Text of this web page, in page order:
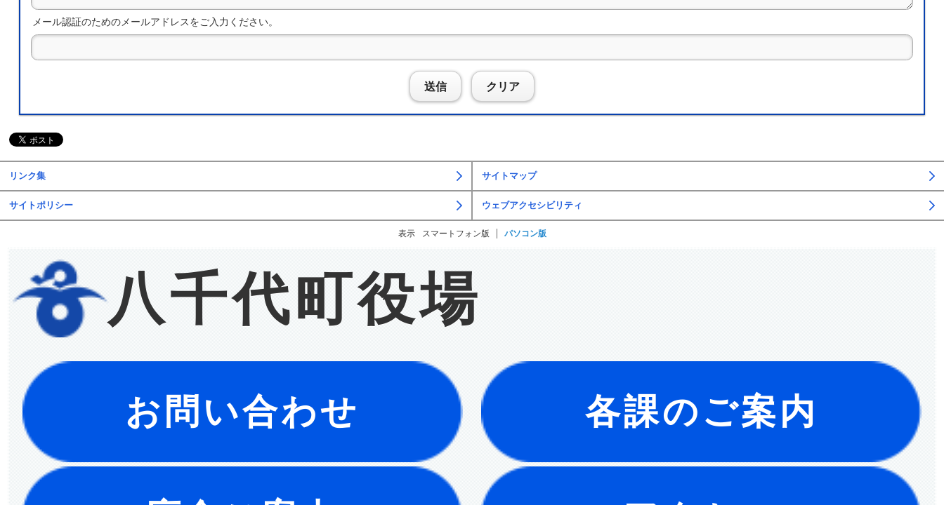
メール認証のためのメールアドレスをご入力ください。
送信 クリア
リンク集 サイトマップ
サイトポリシー ウェブアクセシビリティ
表示 スマートフォン版 パソコン版
八千代町役場
お問い合わせ 各課のご案内